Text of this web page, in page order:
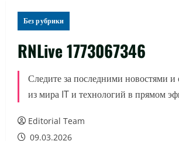
Без рубрики
RNLive 1773067346
Следите за последними новостями
из мира IT и технологий в прямом
Editorial Team
09.03.2026